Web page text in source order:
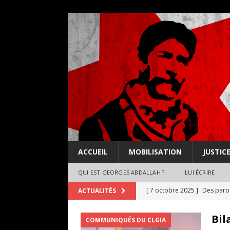
ACCUEIL MOBILISATION JUSTICE
QUI EST GEORGES ABDALLAH ? LUI ÉCRIRE
ACTUALITÉS [ 7 octobre 2025 ] Des
[ 28 juillet 2025 ]
Georges
COMMUNIQUÉS DU CLGIA